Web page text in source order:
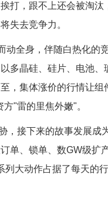
打，跟不上还会被淘汰
失去竞争力。
动全身，伴随白热化的
以多晶硅、硅片、电池、
至，集体涨价的行情让组
"雷的里焦外嫩"。
，接下来的故事发展成
单、锁单、数GW级扩
列大动作占据了每天的